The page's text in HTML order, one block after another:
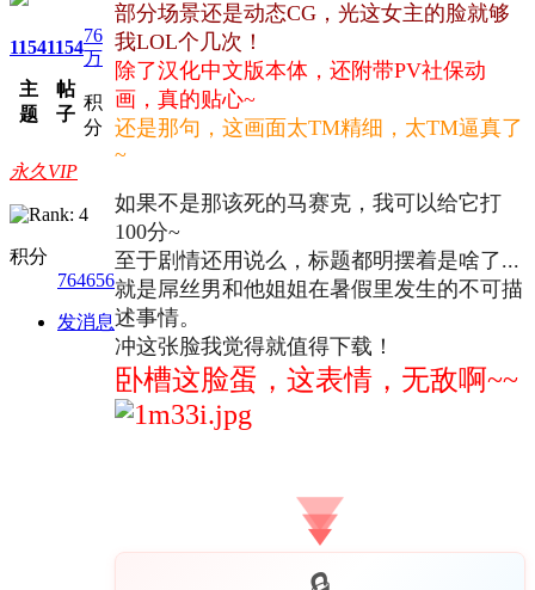
1154
主
题
1154
帖
子
76
万
积
分
永久VIP
积分
764656
发消息
部分场景还是动态CG，光这女主的脸就够
我LOL个几次！
除了汉化中文版本体，还附带PV社保动
画，真的贴心~
还是那句，这画面太TM精细，太TM逼真了
~
如果不是那该死的马赛克，我可以给它打
100分~
至于剧情还用说么，标题都明摆着是啥了...
就是屌丝男和他姐姐在暑假里发生的不可描
述事情。
冲这张脸我觉得就值得下载！
卧槽这脸蛋，这表情，无敌啊~~